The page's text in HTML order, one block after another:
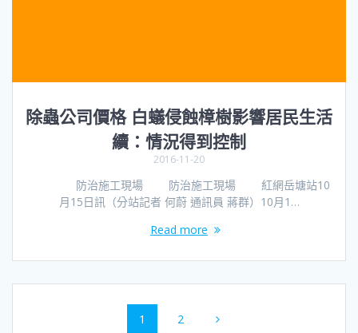
除蟲公司價格 白蟻侵蝕樟樹影響居民生活
續：情況得到控制
2016-11-20
防治施工現場 防治施工現場 紅網岳塘站10
月15日訊（分站記者 何蔚 通訊員 蔣群）10月1…
Read more
Page
1 Page
2